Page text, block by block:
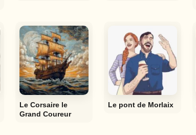
Le Corsaire le
Grand Coureur
Le pont de Morlaix